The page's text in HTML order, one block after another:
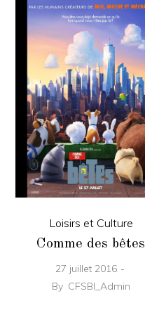
Loisirs et Culture
Comme des bêtes
27 juillet 2016
By CFSBI_Admin